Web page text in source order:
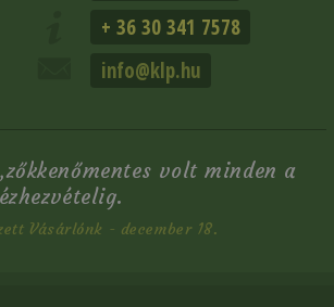
+ 36 30 341 7578
info@klp.hu
volt minden a
Vásárlónk - december 18.